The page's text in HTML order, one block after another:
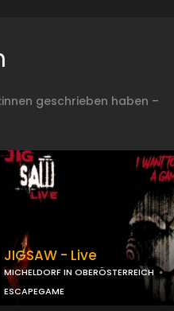
geschrieben haben –
JIGSAW - Live
MICHELDORF IN OBERÖSTERREICH
ESCAPEGAME